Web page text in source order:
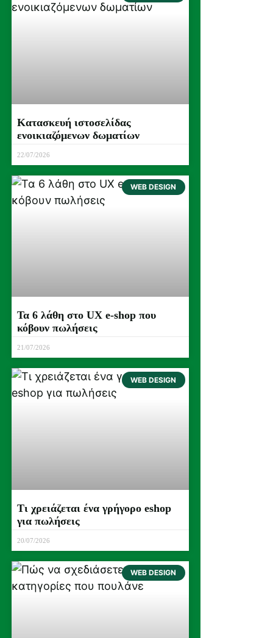
Κατασκευή ιστοσελίδας
ενοικιαζόμενων δωματίων
22/07/2026
WEB DESIGN
Τα 6 λάθη στο UX e-shop που
κόβουν πωλήσεις
21/07/2026
WEB DESIGN
Τι χρειάζεται ένα γρήγορο eshop
για πωλήσεις
20/07/2026
WEB DESIGN